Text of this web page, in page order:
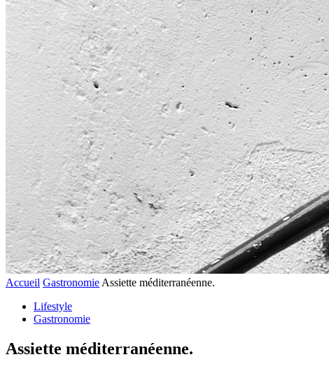
Accueil Gastronomie Assiette méditerranéenne.
Lifestyle
Gastronomie
Assiette méditerranéenne.